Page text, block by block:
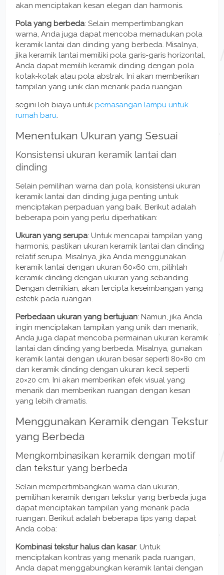
akan menciptakan kesan elegan dan harmonis.
Pola yang berbeda: Selain mempertimbangkan
warna, Anda juga dapat mencoba memadukan pola
keramik lantai dan dinding yang berbeda. Misalnya,
jika keramik lantai memiliki pola garis-garis horizontal,
Anda dapat memilih keramik dinding dengan pola
kotak-kotak atau pola abstrak. Ini akan memberikan
tampilan yang unik dan menarik pada ruangan.
segini loh biaya untuk pemasangan lampu untuk
rumah baru.
Menentukan Ukuran yang Sesuai
Konsistensi ukuran keramik lantai dan
dinding
Selain pemilihan warna dan pola, konsistensi ukuran
keramik lantai dan dinding juga penting untuk
menciptakan perpaduan yang baik. Berikut adalah
beberapa poin yang perlu diperhatikan:
Ukuran yang serupa: Untuk mencapai tampilan yang
harmonis, pastikan ukuran keramik lantai dan dinding
relatif serupa. Misalnya, jika Anda menggunakan
keramik lantai dengan ukuran 60×60 cm, pilihlah
keramik dinding dengan ukuran yang sebanding.
Dengan demikian, akan tercipta keseimbangan yang
estetik pada ruangan.
Perbedaan ukuran yang bertujuan: Namun, jika Anda
ingin menciptakan tampilan yang unik dan menarik,
Anda juga dapat mencoba permainan ukuran keramik
lantai dan dinding yang berbeda. Misalnya, gunakan
keramik lantai dengan ukuran besar seperti 80×80 cm
dan keramik dinding dengan ukuran kecil seperti
20×20 cm. Ini akan memberikan efek visual yang
menarik dan memberikan ruangan dengan kesan
yang lebih dramatis.
Menggunakan Keramik dengan Tekstur
yang Berbeda
Mengkombinasikan keramik dengan motif
dan tekstur yang berbeda
Selain mempertimbangkan warna dan ukuran,
pemilihan keramik dengan tekstur yang berbeda juga
dapat menciptakan tampilan yang menarik pada
ruangan. Berikut adalah beberapa tips yang dapat
Anda coba:
Kombinasi tekstur halus dan kasar: Untuk
menciptakan kontras yang menarik pada ruangan,
Anda dapat menggabungkan keramik lantai dengan